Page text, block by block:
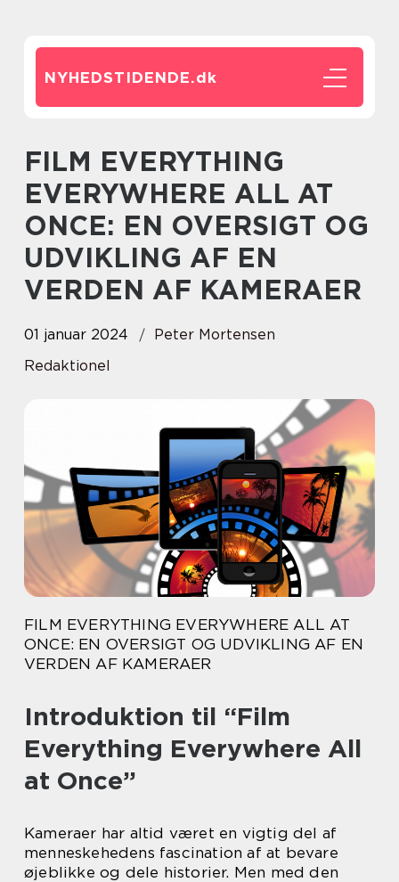
NYHEDSTIDENDE.dk
FILM EVERYTHING
EVERYWHERE ALL AT
ONCE: EN OVERSIGT OG
UDVIKLING AF EN
VERDEN AF KAMERAER
01 januar 2024
Peter Mortensen
Redaktionel
FILM EVERYTHING EVERYWHERE ALL AT
ONCE: EN OVERSIGT OG UDVIKLING AF EN
VERDEN AF KAMERAER
Introduktion til “Film
Everything Everywhere All
at Once”
Kameraer har altid været en vigtig del af
menneskehedens fascination af at bevare
øjeblikke og dele historier. Men med den